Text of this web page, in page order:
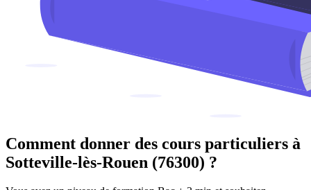
Comment donner des cours particuliers à
Sotteville-lès-Rouen (76300) ?